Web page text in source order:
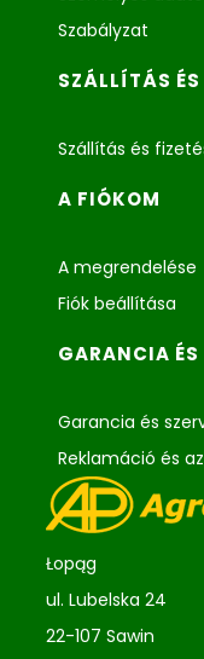
Szabályzat
SZÁLLÍTÁS ÉS
Szállítás és
A FIÓKOM
A megrendelése
Fiók beállítása
GARANCIA ÉS
Garancia és
Reklamáció és
Łopąg
ul. Lubelska 24
22-107 Sawin